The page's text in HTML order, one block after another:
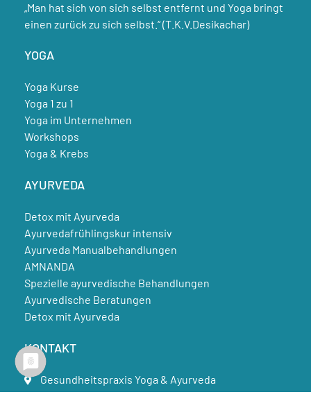
„Man hat sich von sich selbst entfernt und Yoga bringt
einen zurück zu sich selbst.“ (T.K.V.Desikachar)
YOGA
Yoga Kurse
Yoga 1 zu 1
Yoga im Unternehmen
Workshops
Yoga & Krebs
AYURVEDA
Detox mit Ayurveda
Ayurvedafrühlingskur intensiv
Ayurveda Manualbehandlungen
AMNANDA
Spezielle ayurvedische Behandlungen
Ayurvedische Beratungen
Detox mit Ayurveda
KONTAKT
Gesundheitspraxis Yoga & Ayurveda
Rostock | Parkentin